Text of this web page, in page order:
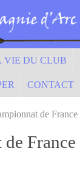
VIE DU CLUB
CONTACT
de